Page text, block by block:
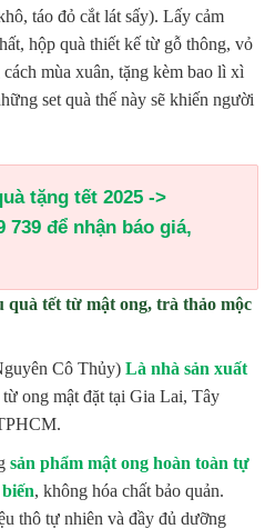
táo đỏ cắt lát sấy). Lấy cảm
hộp quà thiết kế từ gỗ thông, vỏ
mùa xuân, tặng kèm bao lì xì
set quà thế này sẽ khiến người
tặng tết 2025 ->
739 để nhận báo giá,
quà tết từ mật ong, trà thảo mộc
Cô Thủy)Là nhà sản xuất
ong mật đặt tại Gia Lai, Tây
sản phẩm mật ong hoàn toàn tự
, không hóa chất bảo quản.
thô tự nhiên và đầy đủ dưỡng